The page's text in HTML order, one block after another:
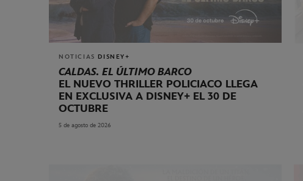
NOTICIAS DISNEY+
CALDAS. EL ÚLTIMO BARCO
EL NUEVO THRILLER POLICIACO LLEGA
EN EXCLUSIVA A DISNEY+ EL 30 DE
OCTUBRE
5 de agosto de 2026